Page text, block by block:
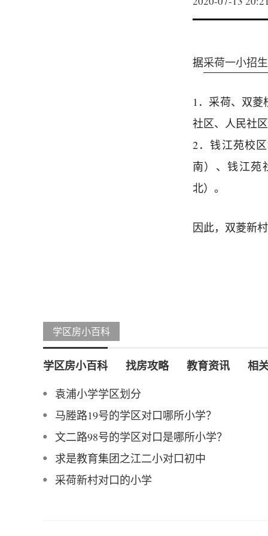
据采荷一小招
1．采荷、双
社区、人民社
2．钱江苑校
南）、钱江苑
北）。
因此，双菱新
学区房小百科
学区房小百科 找房攻略 教育资讯 相
袁浦小学学区划分
马塍路19号的学区对口哪所小学？
文二路98号的学区对口是哪所小学？
求是教育集团之江二小对口初中
采荷新村对口的小学